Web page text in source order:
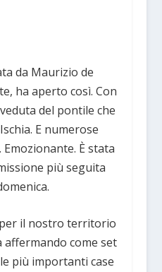
da Maurizio de
ha aperto così. Con
del pontile che
E numerose
È stata
più seguita
il nostro territorio
affermando come set
più importanti case